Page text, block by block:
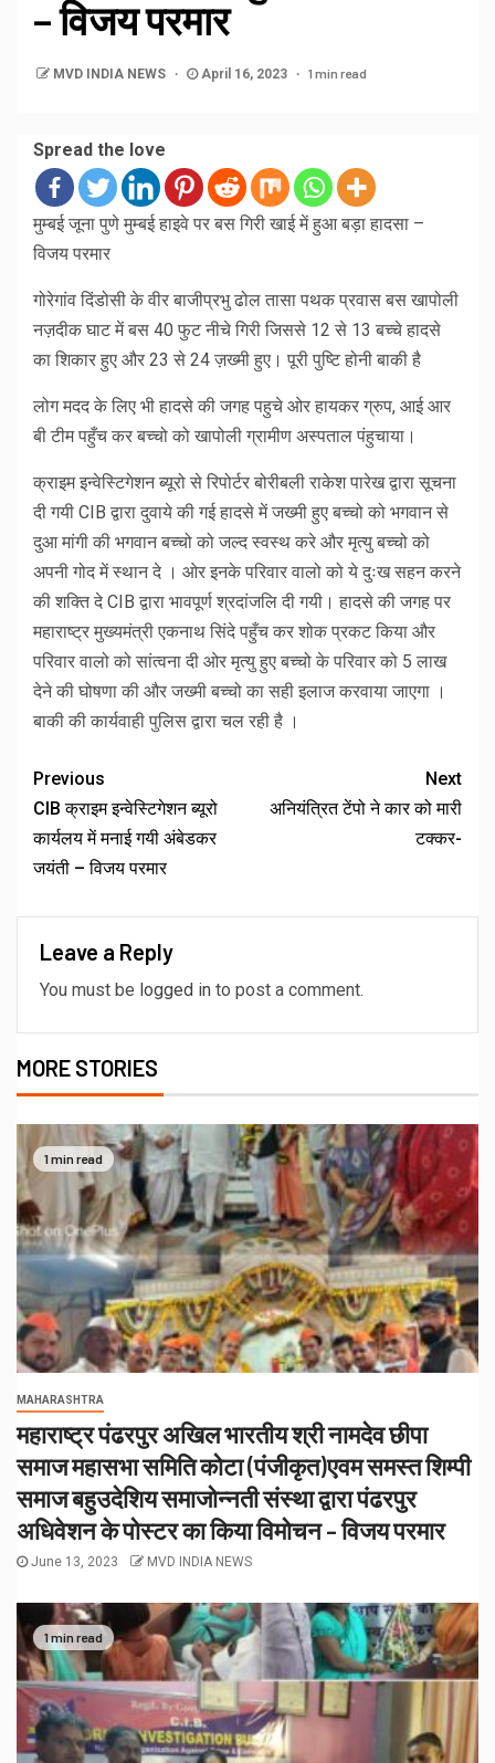
– विजय परमार
MVD INDIA NEWS April 16, 2023 1 min read
Spread the love
मुम्बई जूना पुणे मुम्बई हाइवे पर बस गिरी खाई में हुआ बड़ा हादसा –
विजय परमार
गोरेगांव दिंडोसी के वीर बाजीप्रभु ढोल तासा पथक प्रवास बस खापोली
नज़दीक घाट में बस 40 फुट नीचे गिरी जिससे 12 से 13 बच्चे हादसे
का शिकार हुए और 23 से 24 ज़ख्मी हुए। पूरी पुष्टि होनी बाकी है
लोग मदद के लिए भी हादसे की जगह पहुचे ओर हायकर ग्रुप, आई आर
बी टीम पहुँच कर बच्चो को खापोली ग्रामीण अस्पताल पंहुचाया।
क्राइम इन्वेस्टिगेशन ब्यूरो से रिपोर्टर बोरीबली राकेश पारेख द्वारा सूचना
दी गयी CIB द्वारा दुवाये की गई हादसे में जख्मी हुए बच्चो को भगवान से
दुआ मांगी की भगवान बच्चो को जल्द स्वस्थ करे और मृत्यु बच्चो को
अपनी गोद में स्थान दे । ओर इनके परिवार वालो को ये दुःख सहन करने
की शक्ति दे CIB द्वारा भावपूर्ण श्रदांजलि दी गयी। हादसे की जगह पर
महाराष्ट्र मुख्यमंत्री एकनाथ सिंदे पहुँच कर शोक प्रकट किया और
परिवार वालो को सांत्वना दी ओर मृत्यु हुए बच्चो के परिवार को 5 लाख
देने की घोषणा की और जख्मी बच्चो का सही इलाज करवाया जाएगा ।
बाकी की कार्यवाही पुलिस द्वारा चल रही है ।
Previous
CIB क्राइम इन्वेस्टिगेशन ब्यूरो
कार्यलय में मनाई गयी अंबेडकर
जयंती – विजय परमार
Next
अनियंत्रित टेंपो ने कार को मारी
टक्कर-
Leave a Reply
You must be logged in to post a comment.
MORE STORIES
1 min read
MAHARASHTRA
महाराष्ट्र पंढरपुर अखिल भारतीय श्री नामदेव छीपा
समाज महासभा समिति कोटा (पंजीकृत)एवम समस्त शिम्पी
समाज बहुउदेशिय समाजोन्नती संस्था द्वारा पंढरपुर
अधिवेशन के पोस्टर का किया विमोचन – विजय परमार
June 13, 2023 MVD INDIA NEWS
1 min read